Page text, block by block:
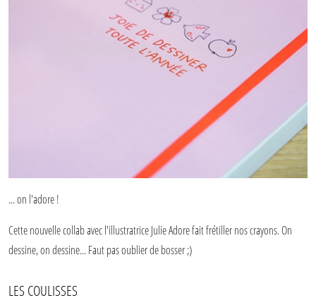
... on l'adore !
Cette nouvelle collab avec l'illustratrice Julie Adore fait frétiller nos crayons. On
dessine, on dessine... Faut pas oublier de bosser ;)
LES COULISSES